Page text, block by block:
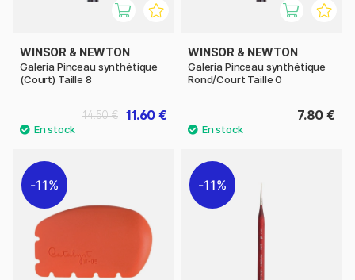
WINSOR & NEWTON
Galeria Pinceau synthétique
(Court) Taille 8
11.60 €
14.50 €
WINSOR & NEWTON
Galeria Pinceau synthétique
Rond/Court Taille 0
7.80 €
11% 11%